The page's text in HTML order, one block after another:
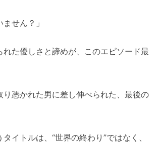
ません？」
れた優しさと諦めが、このエピソード最
り憑かれた男に差し伸べられた、最後の
タイトルは、“世界の終わり”ではなく、